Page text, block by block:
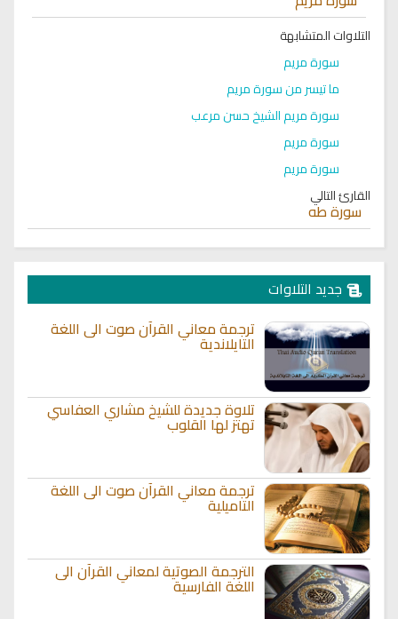
التلاوات المتشابهة
سورة مريم
ما تيسر من سورة مريم
سورة مريم الشيخ حسن مرعب
سورة مريم
سورة مريم
القارئ التالي
سورة طه
جديد التلاوات
ترجمة معاني القرآن صوت الى اللغة
التايلاندية
تلاوة جديدة للشيخ مشاري العفاسي
تهتز لها القلوب
ترجمة معاني القرآن صوت الى اللغة
التاميلية
الترجمة الصوتية لمعاني القرآن الى
اللغة الفارسية